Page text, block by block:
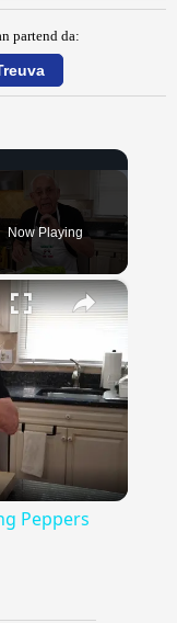
partend da:
Now Playing
×
Peppers